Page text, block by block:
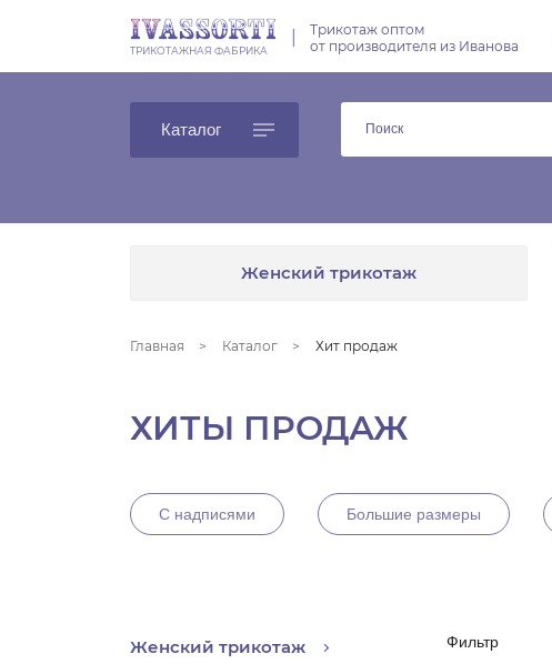
ТРИКОТАЖНАЯ ФАБРИКА
Трикотаж оптом
от производителя из Иванова
Каталог
Женский трикотаж
Главная Каталог Хит продаж
ХИТЫ ПРОДАЖ
С надписями Большие размеры
Женский трикотаж Фильтр